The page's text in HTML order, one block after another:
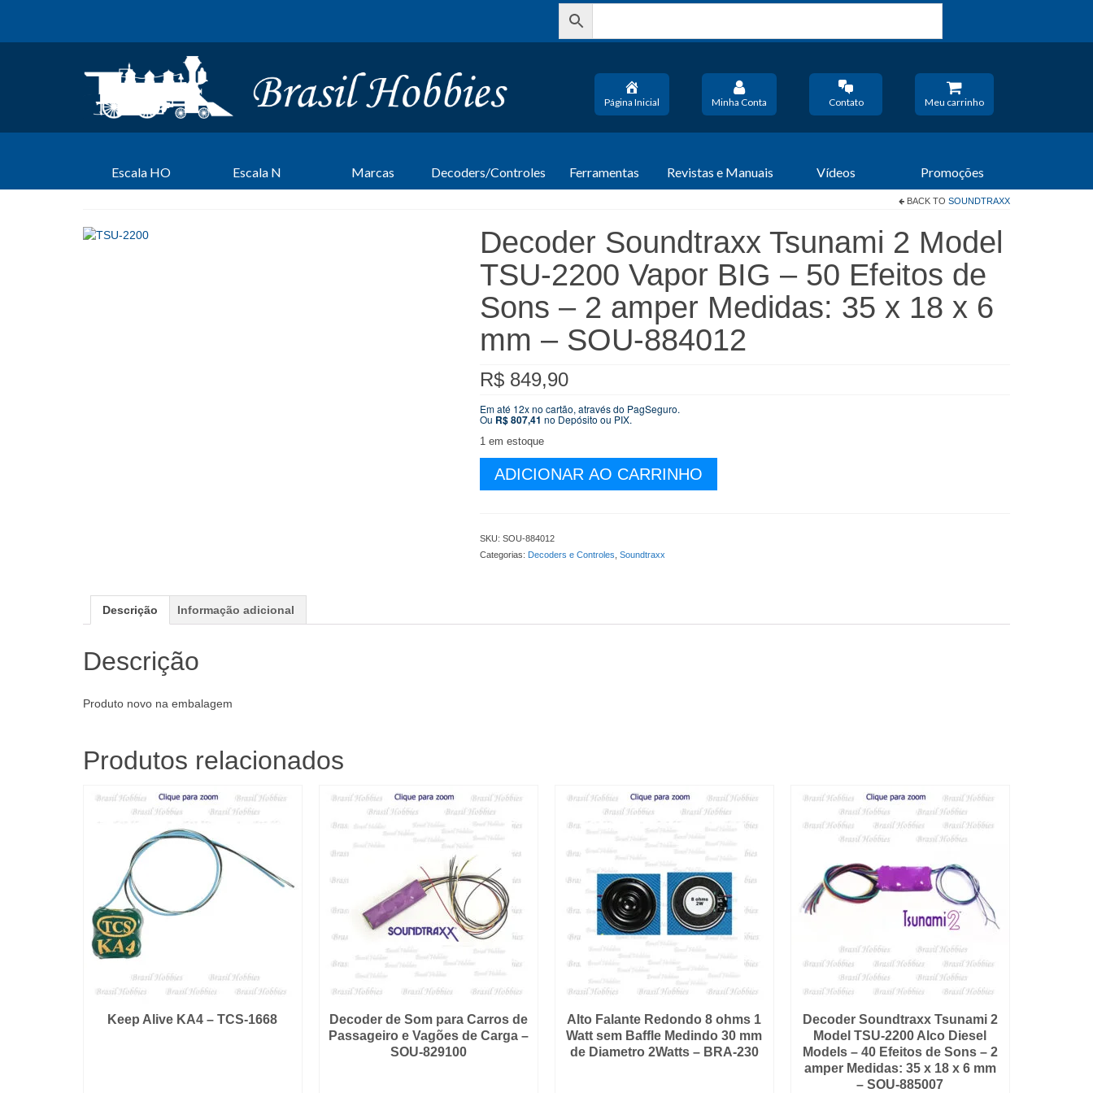
Página Inicial Minha Conta Contato Meu carrinho
Escala HO Escala N Marcas Decoders/Controles Ferramentas Revistas e Manuais Vídeos Promoções
BACK TO SOUNDTRAXX
Decoder Soundtraxx Tsunami 2 Model
TSU-2200 Vapor BIG – 50 Efeitos de
Sons – 2 amper Medidas: 35 x 18 x 6
mm – SOU-884012
R$849,90
Em até 12x no cartão, através do PagSeguro.
Ou R$807,41 no Depósito ou PIX.
1 em estoque
Soundtraxx
TSU-
2200
50
mm
SOU-
884012
quantidade
ADICIONAR AO CARRINHO
SKU: SOU-884012
Categorias: Decoders e Controles Soundtraxx
Descrição Informação adicional
Descrição
Produto novo na embalagem
Produtos relacionados
Keep Alive KA4 – TCS-1668
Decoder de Som para Carros de
Passageiro e Vagões de Carga –
SOU-829100
Alto Falante Redondo 8 ohms 1
Watt sem Baffle Medindo 30 mm
de Diametro 2Watts – BRA-230
Decoder Soundtraxx Tsunami 2
Model TSU-2200 Alco Diesel
Models – 40 Efeitos de Sons – 2
amper Medidas: 35 x 18 x 6 mm
– SOU-885007